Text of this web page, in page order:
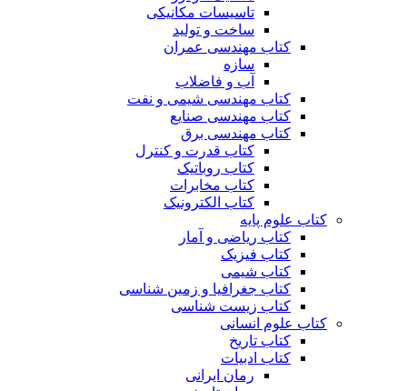
تاسیسات مکانیکی
ساخت و تولید
کتاب مهندسی عمران
سازه
آب و فاضلاب
کتاب مهندسی شیمی و نفت
کتاب مهندسی صنایع
کتاب مهندسی برق
کتاب قدرت و کنترل
کتاب روباتیک
کتاب مخابرات
کتاب الکترونیک
کتاب علوم پایه
کتاب ریاضی و آمار
کتاب فیزیک
کتاب شیمی
کتاب جغرافیا و زمین شناسی
کتاب زیست شناسی
کتاب علوم انسانی
کتاب تاریخ
کتاب ادبیات
رمان ایرانی